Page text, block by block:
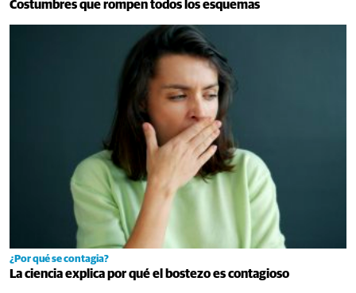
Costumbres que rompen todos los esquemas
¿Por qué se contagia?
La ciencia explica por qué el bostezo es contagioso